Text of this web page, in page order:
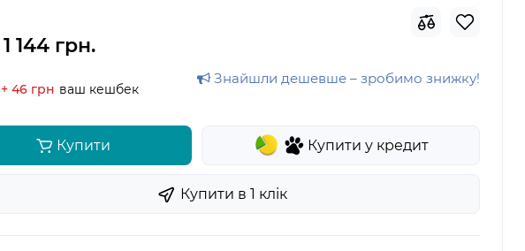
1 144 грн.
+ 46 грн ваш кешбек
Знайшли дешевше – зробимо знижку!
Купити Купити у кредит
Купити в 1 клiк